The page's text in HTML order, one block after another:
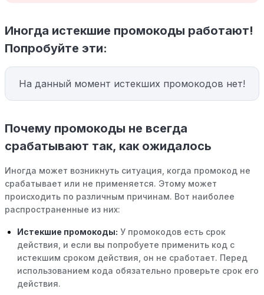
Иногда истекшие промокоды работают!
Попробуйте эти:
На данный момент истекших промокодов нет!
Почему промокоды не всегда
срабатывают так, как ожидалось
Иногда может возникнуть ситуация, когда промокод не
срабатывает или не применяется. Этому может
происходить по различным причинам. Вот наиболее
распространенные из них:
Истекшие промокоды: У промокодов есть срок
действия, и если вы попробуете применить код с
истекшим сроком действия, он не сработает. Перед
использованием кода обязательно проверьте срок его
действия.